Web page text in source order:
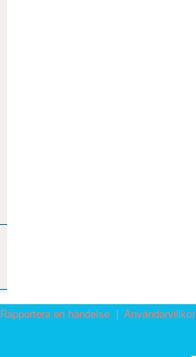
Rapportera en händelse | Användarvillkor